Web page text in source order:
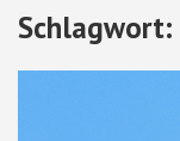
Schlagwort: